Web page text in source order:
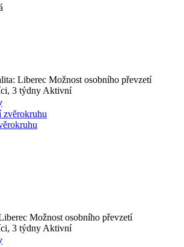
Liberec Možnost osobního převzetí
3 týdny Aktivní
Možnost osobního převzetí
3 týdny Aktivní